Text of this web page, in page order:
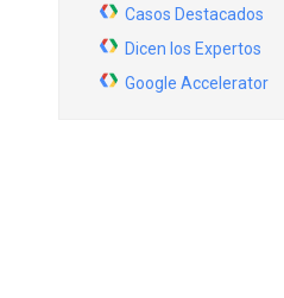
Casos Destacados
Dicen los Expertos
Google Accelerator